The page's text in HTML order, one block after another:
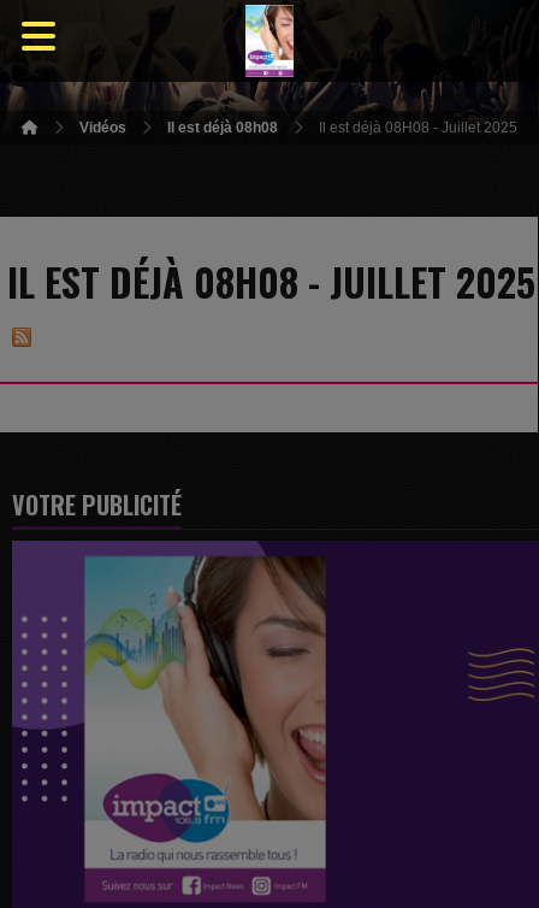
Vidéos Il est déjà 08h08 Il est déjà 08H08 - Juillet 2025
IL EST DÉJÀ 08H08 - JUILLET 2025
VOTRE PUBLICITÉ